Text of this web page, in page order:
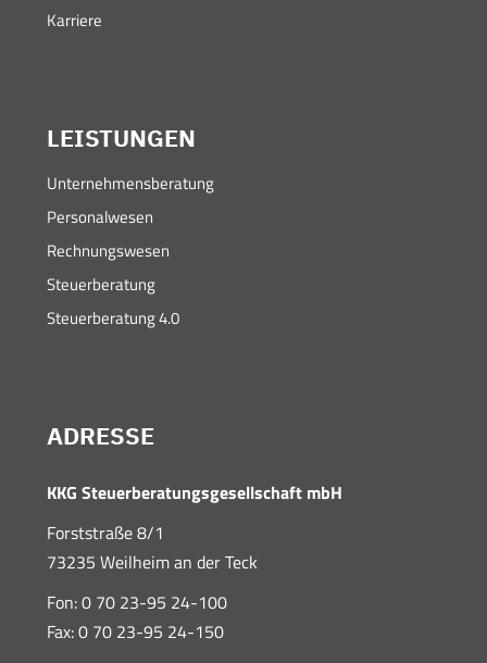
Karriere
LEISTUNGEN
Unternehmensberatung
Personalwesen
Rechnungswesen
Steuerberatung
Steuerberatung 4.0
ADRESSE
KKG Steuerberatungsgesellschaft mbH
Forststraße 8/1
73235 Weilheim an der Teck
Fon: 0 70 23-95 24-100
Fax: 0 70 23-95 24-150